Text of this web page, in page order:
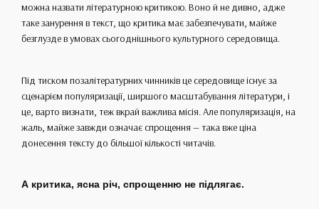
можна назвати літературною критикою. Воно й не дивно, адже
таке занурення в текст, що критика має забезпечувати, майже
безглузде в умовах сьогоднішнього культурного середовища.
Під тиском позалітературних чинників це середовище існує за
сценарієм популяризації, ширшого масштабування літератури, і
це, варто визнати, теж вкрай важлива місія. Але популяризація, на
жаль, майже завжди означає спрощення — така вже ціна
донесення тексту до більшої кількості читачів.
А критика, ясна річ, спрощенню не підлягає.